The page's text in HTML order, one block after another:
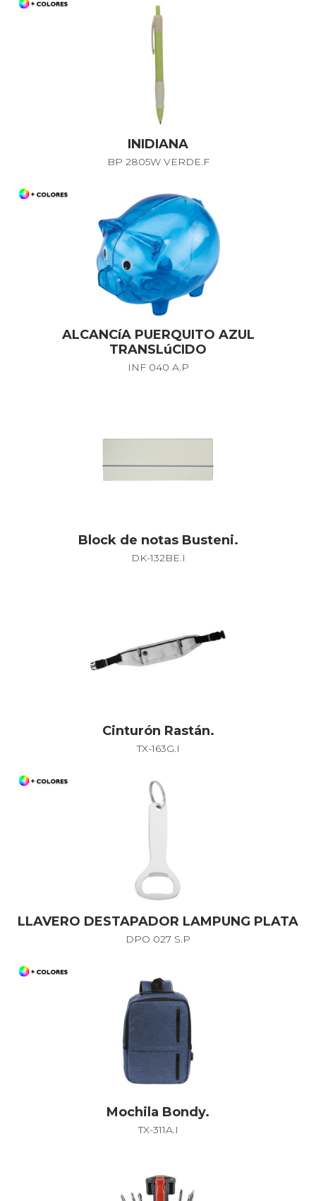
INIDIANA
BP 2805W VERDE.F
ALCANCíA PUERQUITO AZUL
TRANSLúCIDO
INF 040 A.P
Block de notas Busteni.
DK-132BE.I
Cinturón Rastán.
TX-163G.I
LLAVERO DESTAPADOR LAMPUNG PLATA
DPO 027 S.P
Mochila Bondy.
TX-311A.I